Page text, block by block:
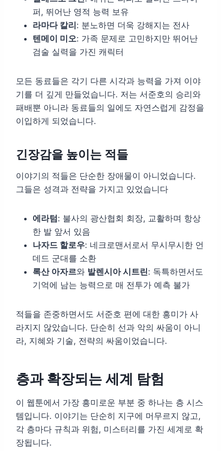
퍼, 뛰어난 영적 능력 보유
라마다 칼리: 분노하면 더욱 강해지는 전사
텐메이 미오: 가족 문제로 고민하지만 뛰어난
검술 실력을 가진 캐릭터
모든 동료들은 각기 다른 시각과 능력을 가져 이야
기를 더 깊게 만들었습니다. 저는 서준호의 승리와
패배뿐 아니라 동료들의 일에도 자연스럽게 감정을
이입하게 되었습니다.
긴장감을 높이는 적들
이야기의 적들은 단순한 장애물이 아니었습니다.
그들은 성격과 전략을 가지고 있었습니다
에라텀: 불사의 광산협회 회장, 교활하며 항상
한 발 앞서 있음
나자드 할로우: 네크로맨서로서 무시무시한 언
데드 군대를 소환
록산 아자르와 발렌시아 시트린: 독특하면서도
기억에 남는 능력으로 매 전투가 예측 불가
적들을 존중하면서도 서준호 편에 대한 흥미가 사
라지지 않았습니다. 단순히 선과 악의 싸움이 아니
라, 지혜와 기술, 전략의 싸움이었습니다.
층과 확장되는 세계 탐험
이 웹툰에서 가장 흥미로운 부분 중 하나는 층 시스
템입니다. 이야기는 단순히 지구에 머무르지 않고,
각 층마다 규칙과 위험, 미스터리를 가진 세계로 확
장됩니다.